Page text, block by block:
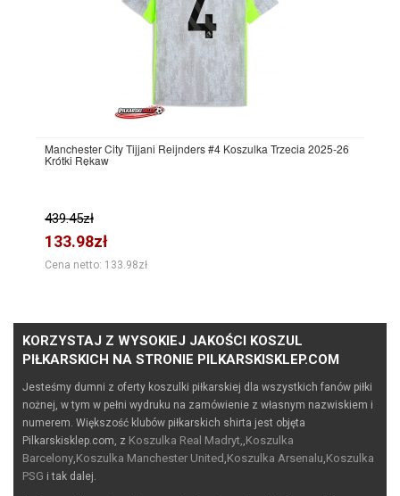
Manchester City Tijjani Reijnders #4 Koszulka Trzecia 2025-26
Krótki Rękaw
439.45zł
133.98zł
Cena netto: 133.98zł
KORZYSTAJ Z WYSOKIEJ JAKOŚCI KOSZUL
PIŁKARSKICH NA STRONIE PILKARSKISKLEP.COM
Jesteśmy dumni z oferty koszulki piłkarskiej dla wszystkich fanów piłki
nożnej, w tym w pełni wydruku na zamówienie z własnym nazwiskiem i
numerem. Większość klubów piłkarskich shirta jest objęta
Pilkarskisklep.com, z Koszulka Real Madryt,,Koszulka
Barcelony,Koszulka Manchester United ,Koszulka Arsenalu,Koszulka
PSG i tak dalej.